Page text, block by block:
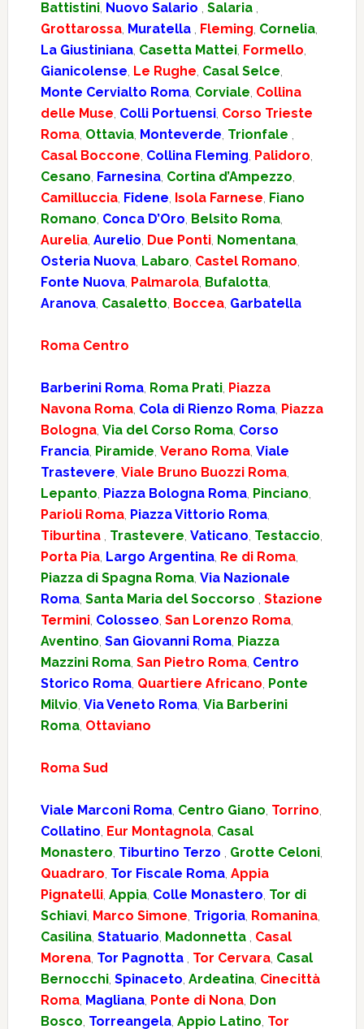
Battistini, Nuovo Salario , Salaria ,
Grottarossa, Muratella , Fleming, Cornelia,
La Giustiniana, Casetta Mattei, Formello,
Gianicolense, Le Rughe, Casal Selce,
Monte Cervialto Roma, Corviale, Collina
delle Muse, Colli Portuensi, Corso Trieste
Roma, Ottavia, Monteverde, Trionfale ,
Casal Boccone, Collina Fleming, Palidoro,
Cesano, Farnesina, Cortina d’Ampezzo,
Camilluccia, Fidene, Isola Farnese, Fiano
Romano, Conca D’Oro, Belsito Roma,
Aurelia, Aurelio, Due Ponti, Nomentana,
Osteria Nuova, Labaro, Castel Romano,
Fonte Nuova, Palmarola, Bufalotta,
Aranova, Casaletto, Boccea, Garbatella
Roma Centro
Barberini Roma, Roma Prati, Piazza
Navona Roma, Cola di Rienzo Roma, Piazza
Bologna, Via del Corso Roma, Corso
Francia, Piramide, Verano Roma, Viale
Trastevere, Viale Bruno Buozzi Roma,
Lepanto, Piazza Bologna Roma, Pinciano,
Parioli Roma, Piazza Vittorio Roma,
Tiburtina , Trastevere, Vaticano, Testaccio,
Porta Pia, Largo Argentina, Re di Roma,
Piazza di Spagna Roma, Via Nazionale
Roma, Santa Maria del Soccorso , Stazione
Termini, Colosseo, San Lorenzo Roma,
Aventino, San Giovanni Roma, Piazza
Mazzini Roma, San Pietro Roma, Centro
Storico Roma, Quartiere Africano, Ponte
Milvio, Via Veneto Roma, Via Barberini
Roma, Ottaviano
Roma Sud
Viale Marconi Roma, Centro Giano, Torrino,
Collatino, Eur Montagnola, Casal
Monastero, Tiburtino Terzo , Grotte Celoni,
Quadraro, Tor Fiscale Roma, Appia
Pignatelli, Appia, Colle Monastero, Tor di
Schiavi, Marco Simone, Trigoria, Romanina,
Casilina, Statuario, Madonnetta , Casal
Morena, Tor Pagnotta , Tor Cervara, Casal
Bernocchi, Spinaceto, Ardeatina, Cinecittà
Roma, Magliana, Ponte di Nona, Don
Bosco, Torreangela, Appio Latino, Tor